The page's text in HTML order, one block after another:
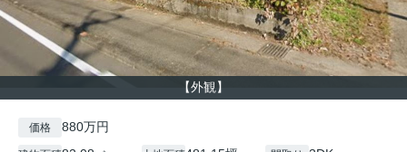
【外観】
価格 880万円